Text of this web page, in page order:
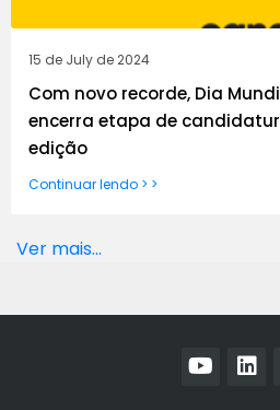
15 de July de 2024
Com novo recorde, Dia
encerra etapa de
edição
Continuar lendo > >
Ver mais...